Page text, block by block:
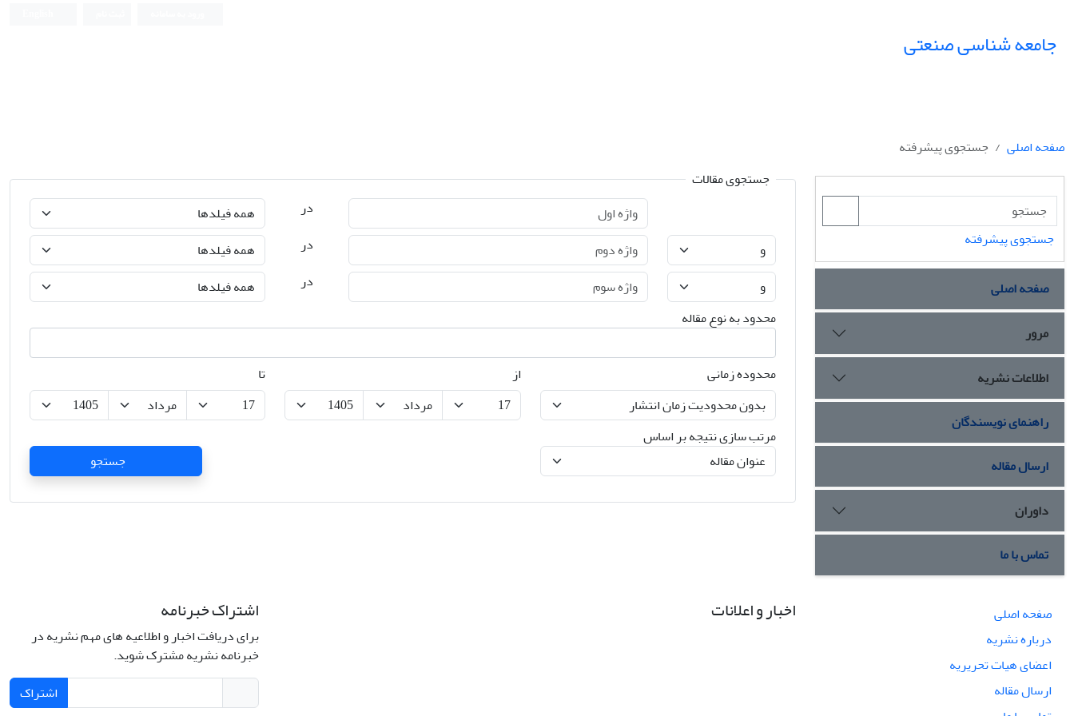
جامعه شناسی صنعتی
صفحه اصلی جستجوی پیشرفته
جستجوی پیشرفته
صفحه اصلی
مرور
اطلاعات نشریه
راهنمای نویسندگان
ارسال مقاله
داوران
تماس با ما
جستجوی مقالات
در
در
در
محدود به نوع مقاله
محدوده زمانی از تا
مرتب سازی نتیجه بر اساس
جستجو
صفحه اصلی
درباره نشریه
اعضای هیات تحریریه
ارسال مقاله
اخبار و اعلانات اشتراک خبرنامه
برای دریافت اخبار و اطلاعیه های مهم نشریه در
خبرنامه نشریه مشترک شوید.
اشتراک